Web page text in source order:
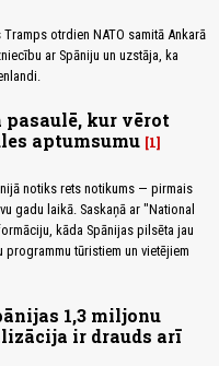
otrdien NATO samitā Ankarā
ar Spāniju un uzstāja, ka
kur vērot
aptumsumu 1
notiks rets notikums — pirmais
gadu laikā. Saskaņā ar "National
kāda Spānijas pilsēta jau
programmu tūristiem un vietējiem
1,3 miljonu
ir drauds arī